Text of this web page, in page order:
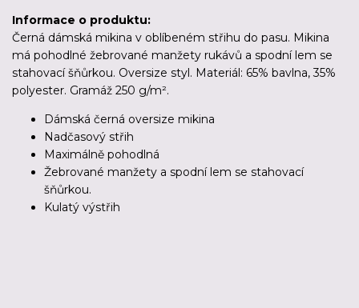
Informace o produktu:
Černá dámská mikina v oblíbeném střihu do pasu. Mikina
má pohodlné žebrované manžety rukávů a spodní lem se
stahovací šňůrkou. Oversize styl. Materiál: 65% bavlna, 35%
polyester. Gramáž 250 g/m².
Dámská černá oversize mikina
Nadčasový střih
Maximálně pohodlná
Žebrované manžety a spodní lem se stahovací
šňůrkou.
Kulatý výstřih